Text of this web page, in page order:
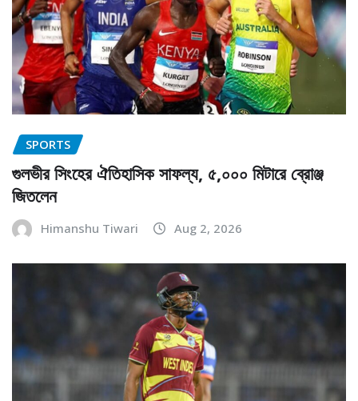
SPORTS
গুলভীর সিংহের ঐতিহাসিক সাফল্য, ৫,০০০ মিটারে ব্রোঞ্জ
জিতলেন
Himanshu Tiwari Aug 2, 2026